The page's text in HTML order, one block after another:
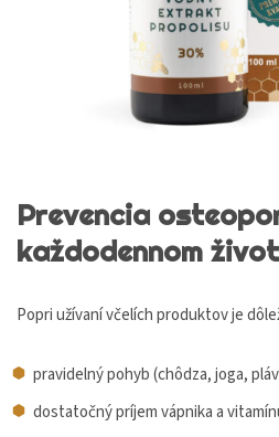
Prevencia
každodennom
Popri užívaní včelích produktov je
pravidelný pohyb (chôdza, joga,
dostatočný príjem vápnika a